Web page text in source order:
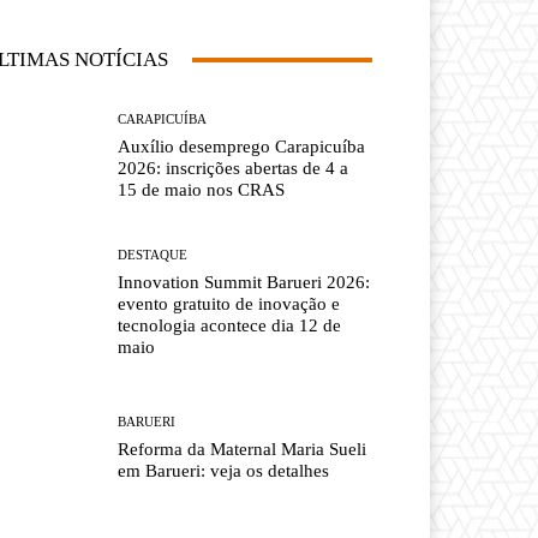
NOTÍCIAS
CARAPICUÍBA
Auxílio desemprego Carapicuíba
2026: inscrições abertas de 4 a
15 de maio nos CRAS
DESTAQUE
Innovation Summit Barueri 2026:
evento gratuito de inovação e
tecnologia acontece dia 12 de
maio
BARUERI
Reforma da Maternal Maria Sueli
em Barueri: veja os detalhes